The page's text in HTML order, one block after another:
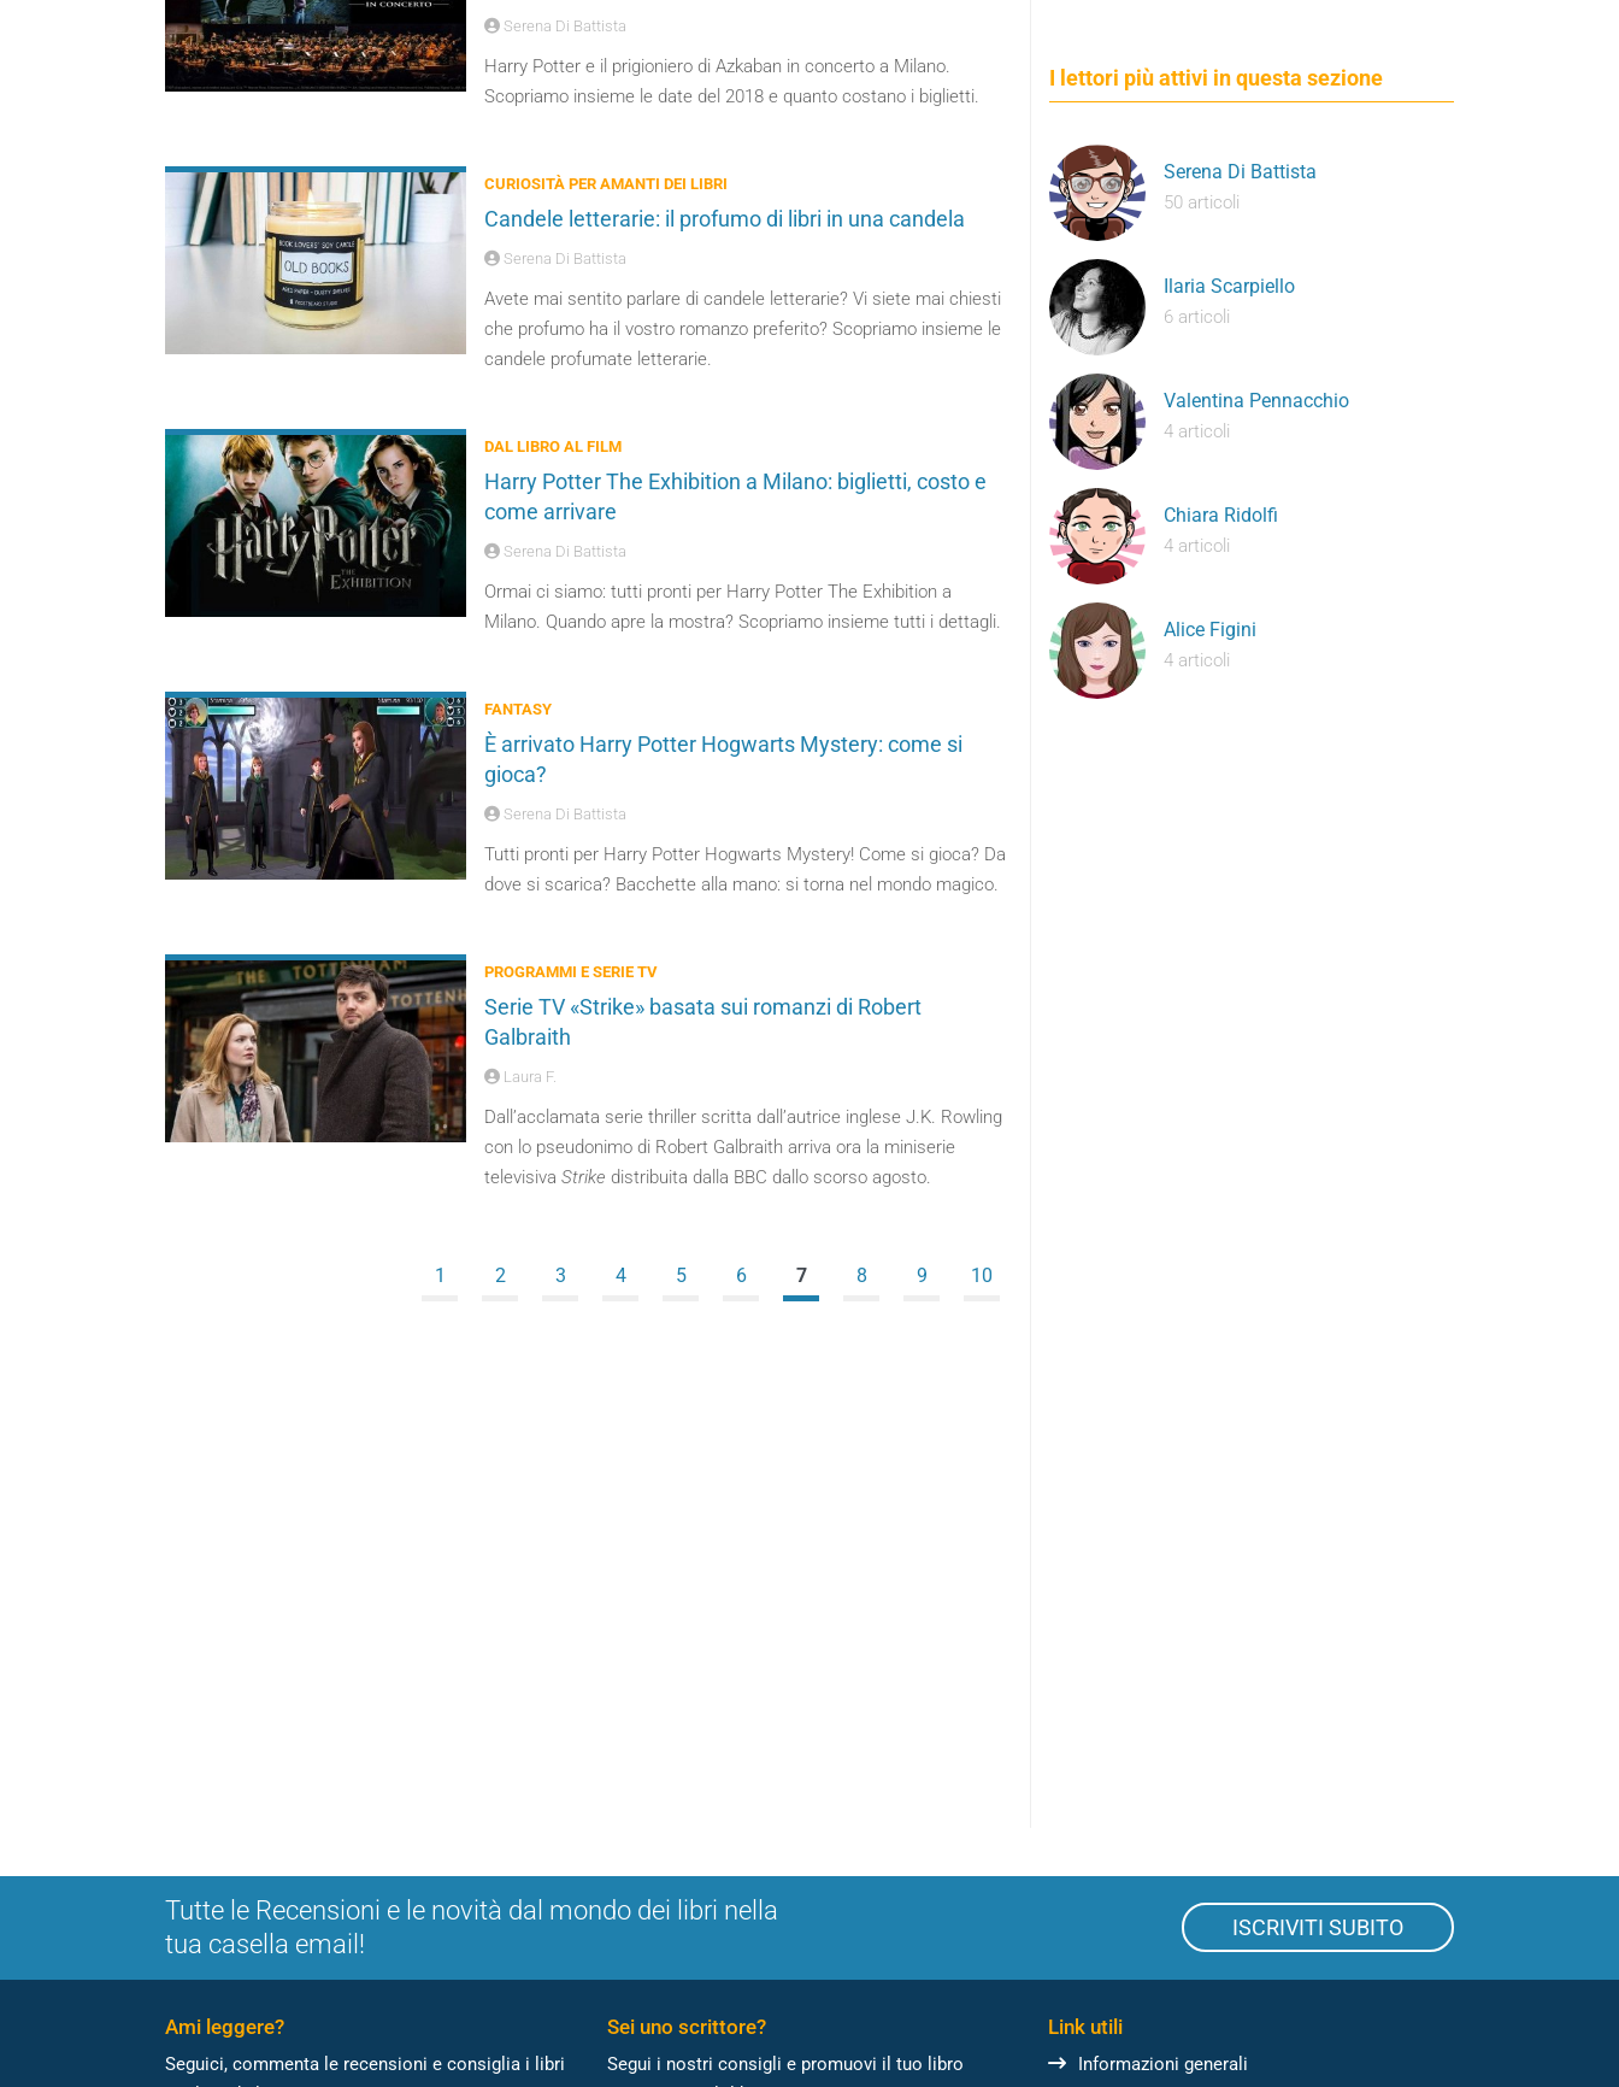
Serena Di Battista
Harry Potter e il prigioniero di Azkaban in concerto a Milano.
Scopriamo insieme le date del 2018 e quanto costano i biglietti.
CURIOSITÀ PER AMANTI DEI LIBRI
Candele letterarie: il profumo di libri in una candela
Serena Di Battista
Avete mai sentito parlare di candele letterarie? Vi siete mai chiesti
che profumo ha il vostro romanzo preferito? Scopriamo insieme le
candele profumate letterarie.
DAL LIBRO AL FILM
Harry Potter The Exhibition a Milano: biglietti, costo e
come arrivare
Serena Di Battista
Ormai ci siamo: tutti pronti per Harry Potter The Exhibition a
Milano. Quando apre la mostra? Scopriamo insieme tutti i dettagli.
FANTASY
È arrivato Harry Potter Hogwarts Mystery: come si
gioca?
Serena Di Battista
Tutti pronti per Harry Potter Hogwarts Mystery! Come si gioca? Da
dove si scarica? Bacchette alla mano: si torna nel mondo magico.
PROGRAMMI E SERIE TV
Serie TV «Strike» basata sui romanzi di Robert
Galbraith
Laura F.
Dall’acclamata serie thriller scritta dall’autrice inglese J.K. Rowling
con lo pseudonimo di Robert Galbraith arriva ora la miniserie
televisiva Strike distribuita dalla BBC dallo scorso agosto.
1 2 3 4 5 6 7 8 9 10
I lettori più attivi in questa sezione
Serena Di Battista
50 articoli
Ilaria Scarpiello
6 articoli
Valentina Pennacchio
4 articoli
Chiara Ridolfi
4 articoli
Alice Figini
4 articoli
Tutte le Recensioni e le novità dal mondo dei libri nella
tua casella email!
ISCRIVITI SUBITO
Ami leggere?
Seguici, commenta le recensioni e consiglia i libri
Sei uno scrittore?
Segui i nostri consigli e promuovi il tuo libro
Link utili
Informazioni generali